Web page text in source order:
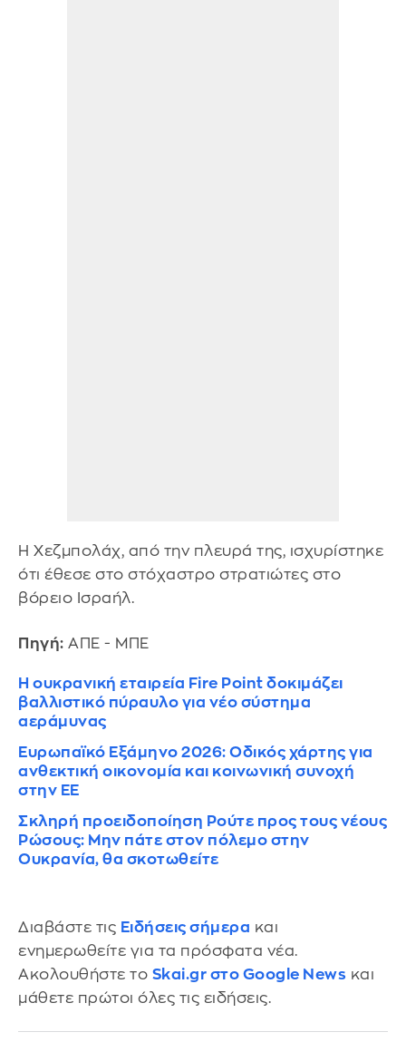
Η Χεζμπολάχ, από την πλευρά της, ισχυρίστηκε
ότι έθεσε στο στόχαστρο στρατιώτες στο
βόρειο Ισραήλ.
Πηγή: ΑΠΕ - ΜΠΕ
Η ουκρανική εταιρεία Fire Point δοκιμάζει
βαλλιστικό πύραυλο για νέο σύστημα
αεράμυνας
Ευρωπαϊκό Εξάμηνο 2026: Οδικός χάρτης για
ανθεκτική οικονομία και κοινωνική συνοχή
στην ΕΕ
Σκληρή προειδοποίηση Ρούτε προς τους νέους
Ρώσους: Μην πάτε στον πόλεμο στην
Ουκρανία, θα σκοτωθείτε
Διαβάστε τις Ειδήσεις σήμερα και
ενημερωθείτε για τα πρόσφατα νέα.
Ακολουθήστε το Skai.gr στο Google News και
μάθετε πρώτοι όλες τις ειδήσεις.